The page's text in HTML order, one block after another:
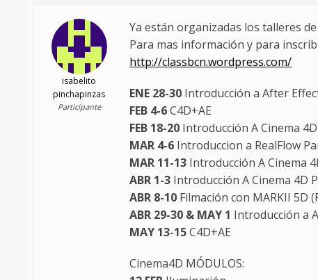
isabelito
pinchapinzas
Participante
Ya están organizadas los talleres
Para mas información y para
http://classbcn.wordpress.com/
ENE 28-30 Introducción a After
FEB 4-6C4D+AE
FEB 18-20 Introducción A Cinema
MAR 4-6 Introduccion a RealFlow
MAR 11-13 Introducción A Cinema
ABR 1-3 Introducción A Cinema 4D
ABR 8-10 Filmación con MARKII 5D
ABR 29-30 & MAY 1 Introducción a
MAY 13-15C4D+AE
Cinema4D MÓDULOS: